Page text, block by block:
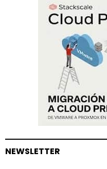
NEWSLETTER